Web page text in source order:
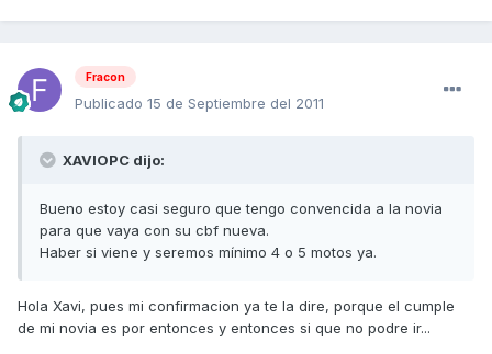
Fracon
Publicado 15 de Septiembre del 2011
XAVIOPC dijo:
Bueno estoy casi seguro que tengo convencida a la novia
para que vaya con su cbf nueva.
Haber si viene y seremos mínimo 4 o 5 motos ya.
Hola Xavi, pues mi confirmacion ya te la dire, porque el cumple
de mi novia es por entonces y entonces si que no podre ir...